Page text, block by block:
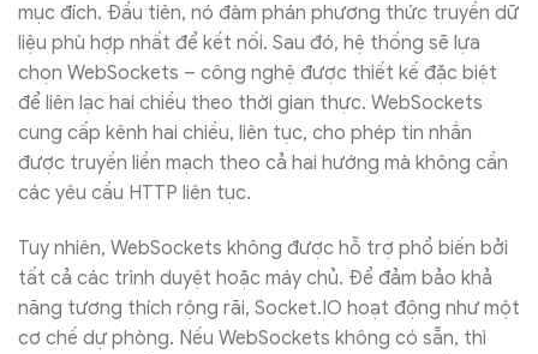
mục đích. Đầu tiên, nó đàm phán phương thức truyền dữ
liệu phù hợp nhất để kết nối. Sau đó, hệ thống sẽ lựa
chọn WebSockets – công nghệ được thiết kế đặc biệt
để liên lạc hai chiều theo thời gian thực. WebSockets
cung cấp kênh hai chiều, liên tục, cho phép tin nhắn
được truyền liền mạch theo cả hai hướng mà không cần
các yêu cầu HTTP liên tục.
Tuy nhiên, WebSockets không được hỗ trợ phổ biến bởi
tất cả các trình duyệt hoặc máy chủ. Để đảm bảo khả
năng tương thích rộng rãi, Socket.IO hoạt động như một
cơ chế dự phòng. Nếu WebSockets không có sẵn, thì